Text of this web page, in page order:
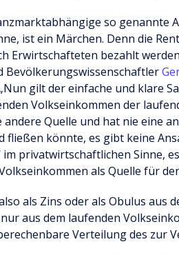
so genannte
ist ein Märchen. Denn die
Erwirtschafteten bezahlt
Bevölkerungswissenschaftler
gilt der einfache und klare
Volkseinkommen der
Quelle und hat nie eine
fließen könnte, es gibt keine
im privatwirtschaftlichen Sinne,
als Quelle für
als Zins oder als Obulus aus
aus dem laufenden
Verteilung des zur